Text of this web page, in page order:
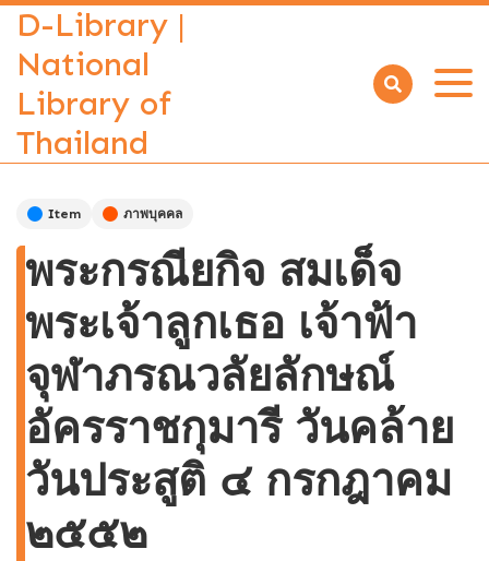
D-Library |
National
Library of
Thailand
Open
Item ภาพบุคคล
พระกรณียกิจ สมเด็จ
พระเจ้าลูกเธอ เจ้าฟ้า
จุฬาภรณวลัยลักษณ์
อัครราชกุมารี วันคล้าย
วันประสูติ ๔ กรกฎาคม
๒๕๕๒